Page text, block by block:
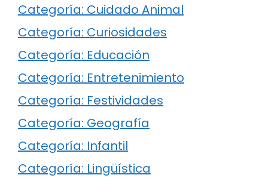
Categoría: Cuidado Animal
Categoría: Curiosidades
Categoría: Educación
Categoría: Entretenimiento
Categoría: Festividades
Categoría: Geografía
Categoría: Infantil
Categoría: Lingüística